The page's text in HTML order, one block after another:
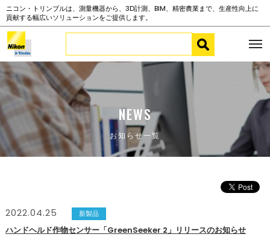
ニコン・トリンブルは、測量機器から、3D計測、BIM、精密農業まで、生産性向上に
貢献する幅広いソリューションをご提供します。
NEWS
お知らせ一覧
2022.04.25 新製品
ハンドヘルド作物センサー「GreenSeeker 2」リリースのお知らせ